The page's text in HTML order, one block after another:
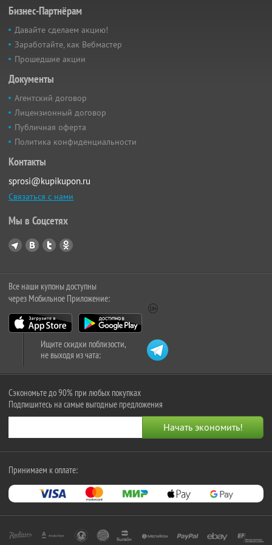
Бизнес-Партнёрам
Давайте сделаем акцию!
Заработайте, как Вебмастер
Прошедшие акции
Документы
Агентский договор
Лицензионный договор
Публичная оферта
Политика конфиденциальности
Контакты
sprosi@kupikupon.ru
Связаться с нами
Мы в Соцсетях
Все наши купоны доступны
через Мобильное Приложение:
Ищите скидки поблизости,
не выходя из чата:
Сэкономьте до 90% при любых покупках
Подпишитесь на самые выгодные предложения
Принимаем к оплате: